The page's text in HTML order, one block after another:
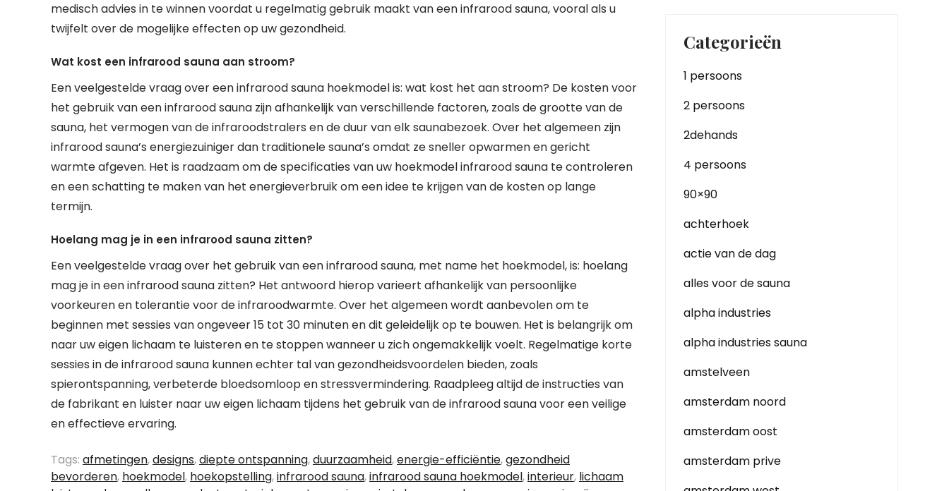
medisch advies in te winnen voordat u regelmatig gebruik maakt van een infrarood sauna, vooral als u
twijfelt over de mogelijke effecten op uw gezondheid.
Wat kost een infrarood sauna aan stroom?
Een veelgestelde vraag over een infrarood sauna hoekmodel is: wat kost het aan stroom? De kosten voor
het gebruik van een infrarood sauna zijn afhankelijk van verschillende factoren, zoals de grootte van de
sauna, het vermogen van de infraroodstralers en de duur van elk saunabezoek. Over het algemeen zijn
infrarood sauna’s energiezuiniger dan traditionele sauna’s omdat ze sneller opwarmen en gericht
warmte afgeven. Het is raadzaam om de specificaties van uw hoekmodel infrarood sauna te controleren
en een schatting te maken van het energieverbruik om een idee te krijgen van de kosten op lange
termijn.
Hoelang mag je in een infrarood sauna zitten?
Een veelgestelde vraag over het gebruik van een infrarood sauna, met name het hoekmodel, is: hoelang
mag je in een infrarood sauna zitten? Het antwoord hierop varieert afhankelijk van persoonlijke
voorkeuren en tolerantie voor de infraroodwarmte. Over het algemeen wordt aanbevolen om te
beginnen met sessies van ongeveer 15 tot 30 minuten en dit geleidelijk op te bouwen. Het is belangrijk om
naar uw eigen lichaam te luisteren en te stoppen wanneer u zich ongemakkelijk voelt. Regelmatige korte
sessies in de infrarood sauna kunnen echter tal van gezondheidsvoordelen bieden, zoals
spierontspanning, verbeterde bloedsomloop en stressvermindering. Raadpleeg altijd de instructies van
de fabrikant en luister naar uw eigen lichaam tijdens het gebruik van de infrarood sauna voor een veilige
en effectieve ervaring.
Tags: afmetingen,designs,diepte ontspanning,duurzaamheid,energie-efficiëntie,gezondheid
bevorderen, hoekmodel, hoekopstelling,infrarood sauna,infrarood sauna hoekmodel,interieur, lichaam
Categorieën
1 persoons
2 persoons
2dehands
4 persoons
90×90
achterhoek
actie van de dag
alles voor de sauna
alpha industries
alpha industries sauna
amstelveen
amsterdam noord
amsterdam oost
amsterdam prive